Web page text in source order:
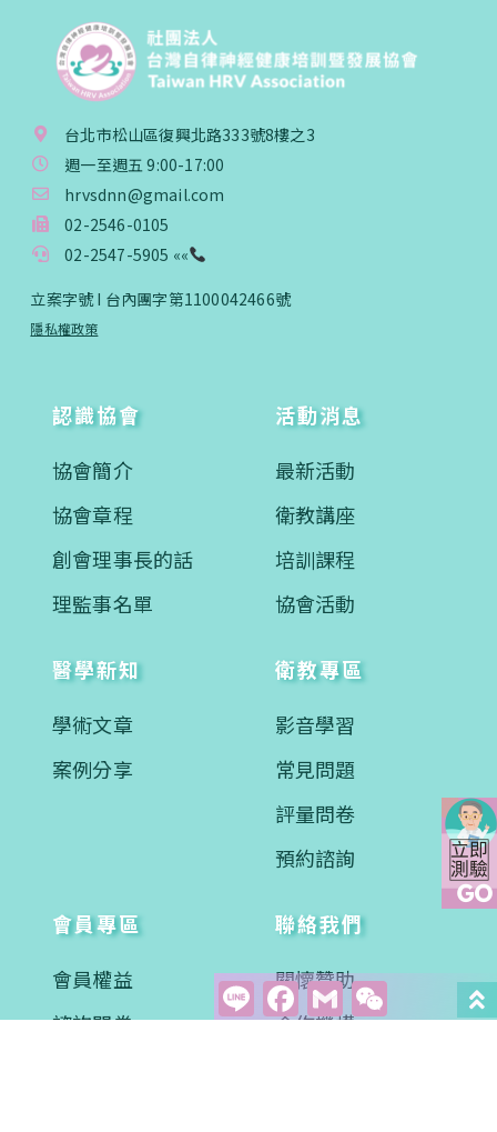
台北市松山區復興北路333號8樓之3
週一至週五 9:00-17:00
hrvsdnn@gmail.com
02-2546-0105
02-2547-5905 ««
立案字號 I 台內團字第1100042466號
隱私權政策
認識協會
協會簡介
協會章程
創會理事長的話
理監事名單
活動消息
最新活動
衛教講座
培訓課程
協會活動
醫學新知
學術文章
案例分享
衛教專區
影音學習
常見問題
評量問卷
預約諮詢
會員專區
會員權益
諮詢問卷
聯絡我們
關懷贊助
合作機構
LineFacebook
Gmail
個人會員:
入會費新臺幣1200元，於會員入會時繳納；常年會
費1200元，於每年度繳納。
團體會員:
入會費新臺幣3000元，於會員入會時繳納；常年會
費3000元，於每年度繳納。
戶名: 社團法人台灣自律神經健康培訓暨發展協會
帳號: 003-03-501566-2